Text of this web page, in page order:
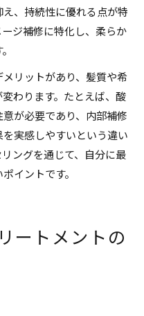
え、持続性に優れる点が特
ジ補修に特化し、柔らか
リットがあり、髪質や希
わります。たとえば、酸
が必要であり、内部補修
実感しやすいという違い
ングを通じて、自分に最
イントです。
ートメントの